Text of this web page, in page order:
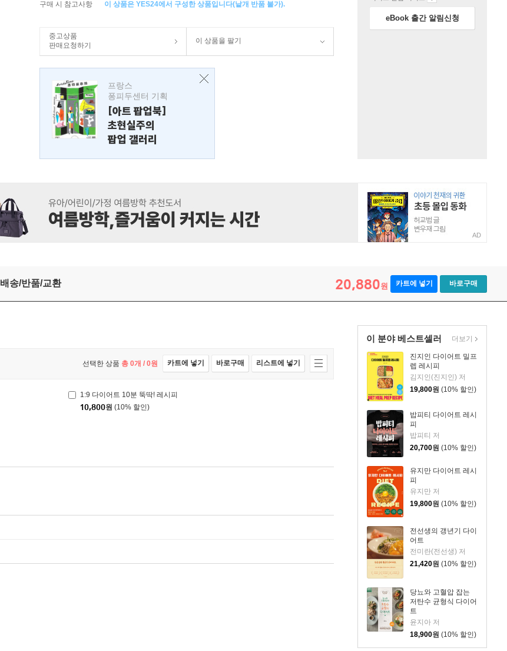
구매 시 참고사항 이 상품은 YES24에서 구성한 상품입니다(낱개 반품 불가).
중고상품
판매요청하기
이 상품을 팔기
프랑스
퐁피두센터 기획
[아트 팝업북]
초현실주의
팝업 갤러리
eBook 출간 알림신청
AD
배송/반품/교환 20,880원 카트에 넣기 바로구매
이 분야 베스트셀러
진지인 다이어트 밀프
렙 레시피
김지인(진지인) 저
19,800원 (10% 할인)
밥피티 다이어트 레시
피
밥피티 저
20,700원 (10% 할인)
유지만 다이어트 레시
피
유지만 저
19,800원 (10% 할인)
전선생의 갱년기 다이
어트
전미란(전선생) 저
21,420원 (10% 할인)
당뇨와 고혈압 잡는
저탄수 균형식 다이어
트
윤지아 저
18,900원 (10% 할인)
더보기
선택한 상품 총 0개 / 0원 카트에 넣기 바로구매 리스트에 넣기
1:9 다이어트 10분 뚝딱! 레시피
10,800원 (10% 할인)